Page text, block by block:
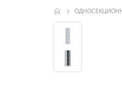
Пропустить
перейти
галереям
изображений